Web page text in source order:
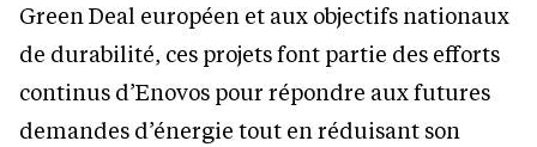
Green Deal européen et aux objectifs nationaux
de durabilité, ces projets font partie des efforts
continus d’Enovos pour répondre aux futures
demandes d’énergie tout en réduisant son